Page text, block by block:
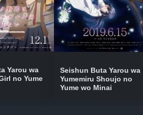
Yarou wa
no Yume
Seishun Buta Yarou wa
Yumemiru Shoujo no
Yume wo Minai